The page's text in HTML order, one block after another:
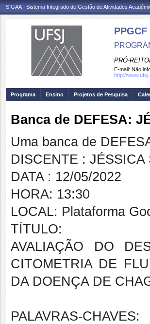
SIGAA - Sistema Integrado de Gestão de Atividades
PPGCF
PRÓ-
E-mail: Não
http://
Programa Ensino Projetos de Pesquisa
Banca de DEFESA:
Uma banca de
DISCENTE : JÉSSICA
DATA : 12/05/2022
HORA: 13:30
LOCAL: Plataforma
TÍTULO:
AVALIAÇÃO DO
CITOMETRIA DE
DA DOENÇA DE
PALAVRAS-CHAVES: